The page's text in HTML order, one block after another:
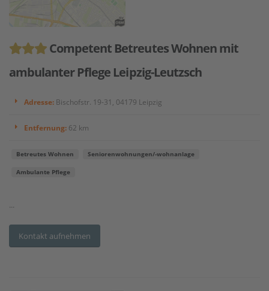
Competent Betreutes Wohnen mit
ambulanter Pflege Leipzig-Leutzsch
Adresse: Bischofstr. 19-31, 04179 Leipzig
Entfernung: 62 km
Betreutes Wohnen Seniorenwohnungen/-wohnanlage
Ambulante Pflege
...
Kontakt aufnehmen